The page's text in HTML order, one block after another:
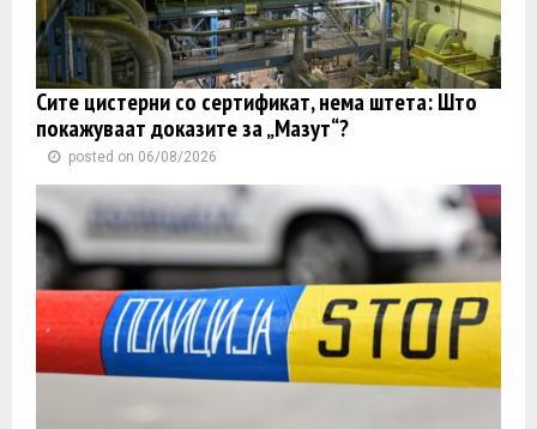
Сите цистерни со сертификат, нема штета: Што
покажуваат доказите за „Мазут“?
posted on 06/08/2026